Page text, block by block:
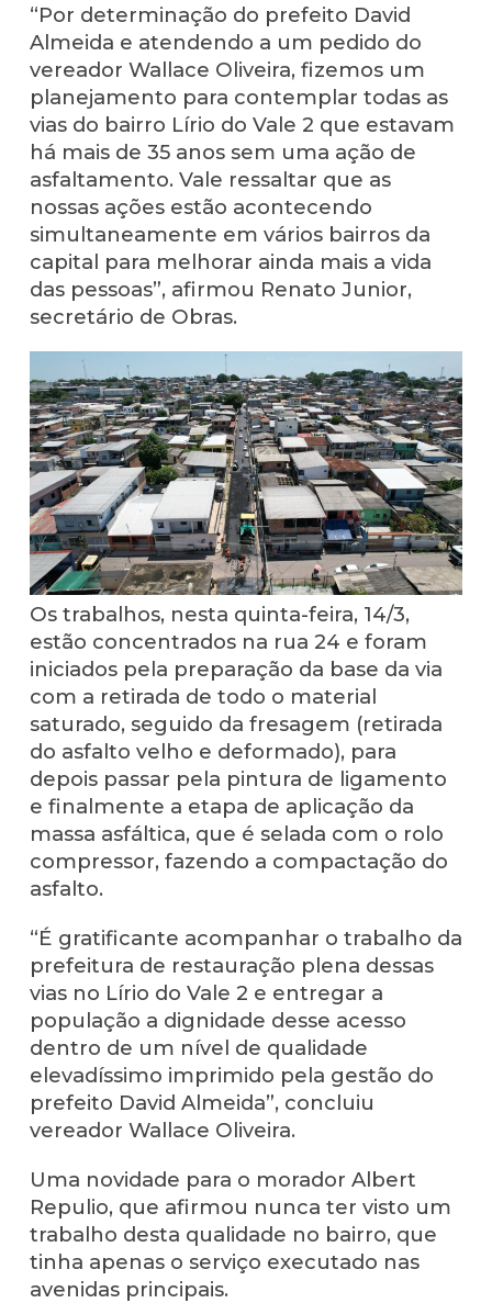
“Por determinação do prefeito David
Almeida e atendendo a um pedido do
vereador Wallace Oliveira, fizemos um
planejamento para contemplar todas as
vias do bairro Lírio do Vale 2 que estavam
há mais de 35 anos sem uma ação de
asfaltamento. Vale ressaltar que as
nossas ações estão acontecendo
simultaneamente em vários bairros da
capital para melhorar ainda mais a vida
das pessoas”, afirmou Renato Junior,
secretário de Obras.
Os trabalhos, nesta quinta-feira, 14/3,
estão concentrados na rua 24 e foram
iniciados pela preparação da base da via
com a retirada de todo o material
saturado, seguido da fresagem (retirada
do asfalto velho e deformado), para
depois passar pela pintura de ligamento
e finalmente a etapa de aplicação da
massa asfáltica, que é selada com o rolo
compressor, fazendo a compactação do
asfalto.
“É gratificante acompanhar o trabalho da
prefeitura de restauração plena dessas
vias no Lírio do Vale 2 e entregar a
população a dignidade desse acesso
dentro de um nível de qualidade
elevadíssimo imprimido pela gestão do
prefeito David Almeida”, concluiu
vereador Wallace Oliveira.
Uma novidade para o morador Albert
Repulio, que afirmou nunca ter visto um
trabalho desta qualidade no bairro, que
tinha apenas o serviço executado nas
avenidas principais.